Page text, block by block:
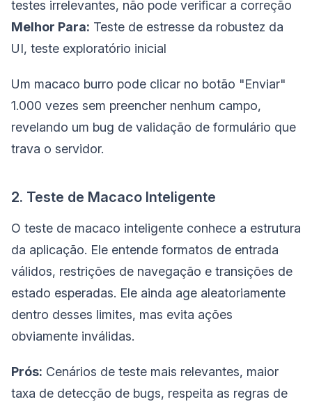
testes irrelevantes, não pode verificar a correção
Melhor Para: Teste de estresse da robustez da
UI, teste exploratório inicial
Um macaco burro pode clicar no botão "Enviar"
1.000 vezes sem preencher nenhum campo,
revelando um bug de validação de formulário que
trava o servidor.
2. Teste de Macaco Inteligente
O teste de macaco inteligente conhece a estrutura
da aplicação. Ele entende formatos de entrada
válidos, restrições de navegação e transições de
estado esperadas. Ele ainda age aleatoriamente
dentro desses limites, mas evita ações
obviamente inválidas.
Prós: Cenários de teste mais relevantes, maior
taxa de detecção de bugs, respeita as regras de